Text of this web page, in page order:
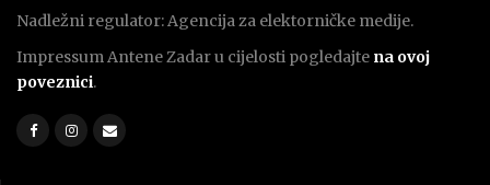
Nadležni regulator: Agencija za elektorničke medije.
Impressum Antene Zadar u cijelosti pogledajte na ovoj
poveznici.